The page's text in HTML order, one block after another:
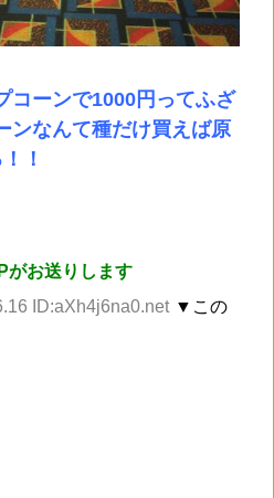
コーンで1000円ってふざ
ンなんて種だけ買えば原
！
がお送りします
ID:aXh4j6na0.net ▼この